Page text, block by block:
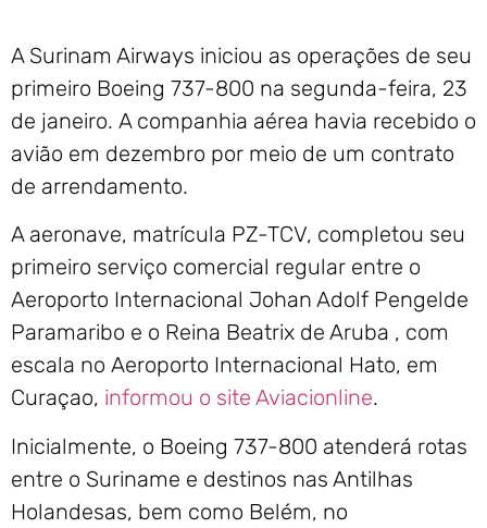
A Surinam Airways iniciou as operações de seu
primeiro Boeing 737-800 na segunda-feira, 23
de janeiro. A companhia aérea havia recebido o
avião em dezembro por meio de um contrato
de arrendamento.
A aeronave, matrícula PZ-TCV, completou seu
primeiro serviço comercial regular entre o
Aeroporto Internacional Johan Adolf Pengelde
Paramaribo e o Reina Beatrix de Aruba , com
escala no Aeroporto Internacional Hato, em
Curaçao, informou o site Aviacionline.
Inicialmente, o Boeing 737-800 atenderá rotas
entre o Suriname e destinos nas Antilhas
Holandesas, bem como Belém, no